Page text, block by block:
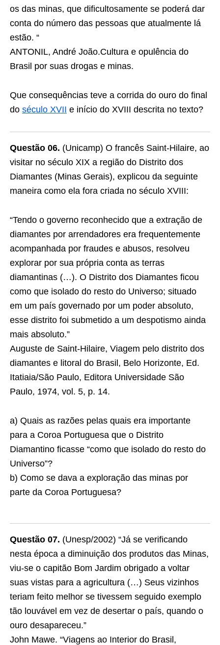
os das minas, que dificultosamente se poderá dar
conta do número das pessoas que atualmente lá
estão. “
ANTONIL, André João.Cultura e opulência do
Brasil por suas drogas e minas.
Que consequências teve a corrida do ouro do final
do século XVII e início do XVIII descrita no texto?
Questão 06. (Unicamp) O francês Saint-Hilaire, ao
visitar no século XIX a região do Distrito dos
Diamantes (Minas Gerais), explicou da seguinte
maneira como ela fora criada no século XVIII:
“Tendo o governo reconhecido que a extração de
diamantes por arrendadores era frequentemente
acompanhada por fraudes e abusos, resolveu
explorar por sua própria conta as terras
diamantinas (…). O Distrito dos Diamantes ficou
como que isolado do resto do Universo; situado
em um país governado por um poder absoluto,
esse distrito foi submetido a um despotismo ainda
mais absoluto.”
Auguste de Saint-Hilaire, Viagem pelo distrito dos
diamantes e litoral do Brasil, Belo Horizonte, Ed.
Itatiaia/São Paulo, Editora Universidade São
Paulo, 1974, vol. 5, p. 14.
a) Quais as razões pelas quais era importante
para a Coroa Portuguesa que o Distrito
Diamantino ficasse “como que isolado do resto do
Universo”?
b) Como se dava a exploração das minas por
parte da Coroa Portuguesa?
Questão 07. (Unesp/2002) “Já se verificando
nesta época a diminuição dos produtos das Minas,
viu-se o capitão Bom Jardim obrigado a voltar
suas vistas para a agricultura (…) Seus vizinhos
teriam feito melhor se tivessem seguido exemplo
tão louvável em vez de desertar o país, quando o
ouro desapareceu.”
John Mawe. “Viagens ao Interior do Brasil,